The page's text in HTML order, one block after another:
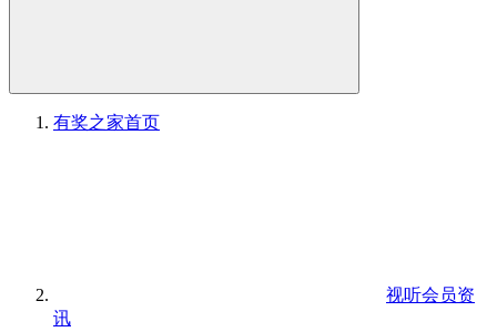
有奖之家首页
视听会员资
讯